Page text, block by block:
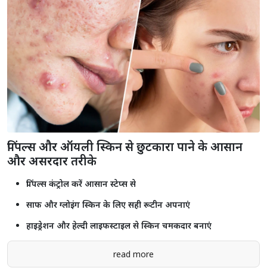
पिंपल्स और ऑयली स्किन से छुटकारा पाने के आसान
और असरदार तरीके
पिंपल्स कंट्रोल करें आसान स्टेप्स से
साफ और ग्लोइंग स्किन के लिए सही रूटीन अपनाएं
हाइड्रेशन और हेल्दी लाइफस्टाइल से स्किन चमकदार बनाएं
read more